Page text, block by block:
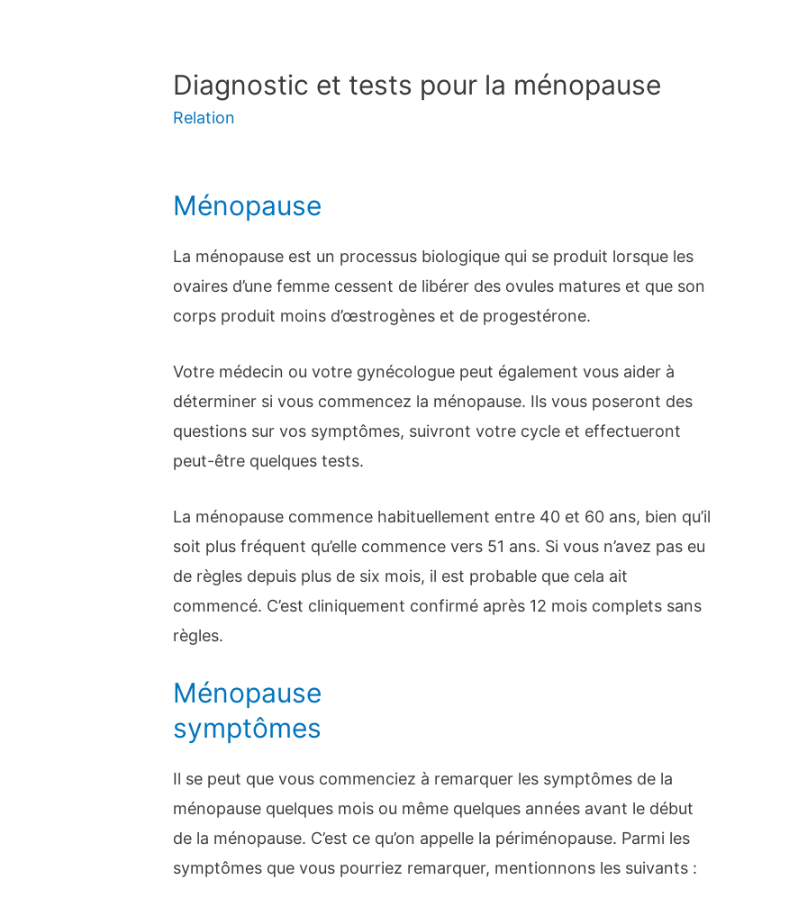
Diagnostic et tests pour la ménopause
Relation
Ménopause
La ménopause est un processus biologique qui se produit lorsque les
ovaires d’une femme cessent de libérer des ovules matures et que son
corps produit moins d’œstrogènes et de progestérone.
Votre médecin ou votre gynécologue peut également vous aider à
déterminer si vous commencez la ménopause. Ils vous poseront des
questions sur vos symptômes, suivront votre cycle et effectueront
peut-être quelques tests.
La ménopause commence habituellement entre 40 et 60 ans, bien qu’il
soit plus fréquent qu’elle commence vers 51 ans. Si vous n’avez pas eu
de règles depuis plus de six mois, il est probable que cela ait
commencé. C’est cliniquement confirmé après 12 mois complets sans
règles.
Ménopause
symptômes
Il se peut que vous commenciez à remarquer les symptômes de la
ménopause quelques mois ou même quelques années avant le début
de la ménopause. C’est ce qu’on appelle la périménopause. Parmi les
symptômes que vous pourriez remarquer, mentionnons les suivants :